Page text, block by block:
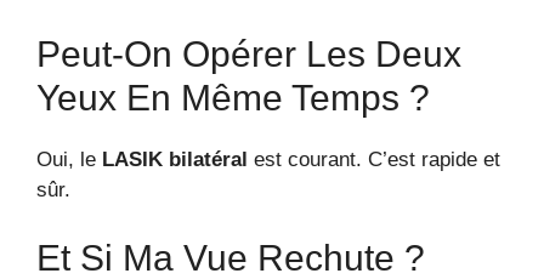
Peut-On Opérer Les Deux
Yeux En Même Temps ?
Oui, le LASIK bilatéral est courant. C’est rapide et
sûr.
Et Si Ma Vue Rechute ?